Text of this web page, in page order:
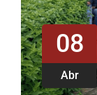
08
Abr